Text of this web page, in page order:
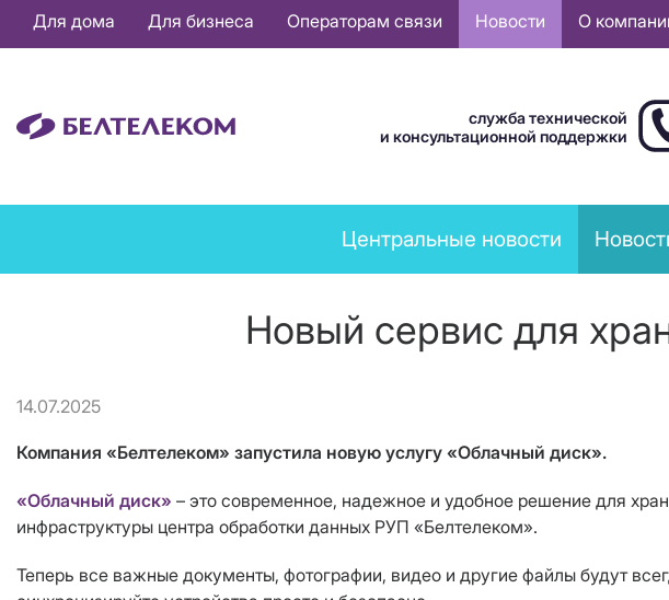
Основная
навигация
Для дома Для бизнеса Операторам связи Новости О
служба технической
и консультационной поддержки
News
menu
Центральные новости
Новый сервис для
14.07.2025
Компания «Белтелеком» запустила новую услугу «Облачный диск».
«Облачный диск» – это современное, надежное и удобное решение для
инфраструктуры центра обработки данных РУП «Белтелеком».
Теперь все важные документы, фотографии, видео и другие файлы будут